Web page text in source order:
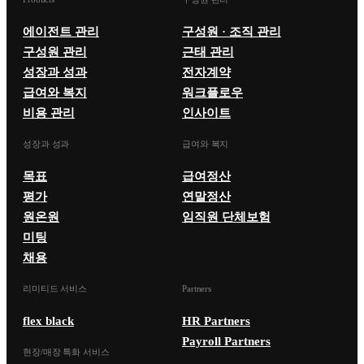
에이전트 관리
구성원 관리
성장과 성과
급여와 복지
비용 관리
구성원 · 조직 관리
근태 관리
전자계약
워크플로우
인사이트
성장과 성과
목표
평가
원온원
미팅
채용
급여와 복지
급여정산
연말정산
임직원 단체보험
리미티드 서비스
flex black
현장/매장 특화 서비스
Partners
HR Partners
Payroll Partners